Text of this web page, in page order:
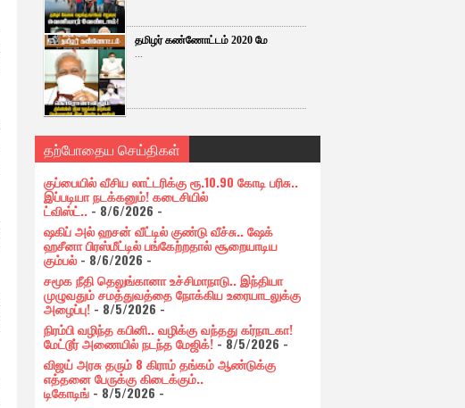
தமிழர் கண்ணோட்டம் 2020 மே
...
தற்போதைய செய்திகள்
குப்பையில் வீசிய லாட்டரிக்கு ரூ.10.90 கோடி பரிசு..
இப்படியா நடக்கனும்! கடைசியில்
ட்விஸ்ட்.. - 8/6/2026 -
ஷகிப் அல் ஹசன் வீட்டில் குண்டு வீச்சு.. ஷேக்
ஹசீனா பிரஸ்மீட்டில் பங்கேற்றதால் சூறையாடிய
கும்பல் - 8/6/2026 -
சமூக நீதி தெலுங்கானா உச்சிமாநாடு.. இந்தியா
முழுவதும் சமத்துவத்தை நோக்கிய உரையாடலுக்கு
அழைப்பு! - 8/5/2026 -
நிரம்பி வழிந்த கபினி.. வழிக்கு வந்தது கர்நாடகா!
மேட்டூர் அணையில் நடந்த மேஜிக்!- 8/5/2026 -
விஜய் அரசு தரும் 8 கிராம் தங்கம் ஆண்டுக்கு
எத்தனை பேருக்கு கிடைக்கும்..
டிகோடிங் - 8/5/2026 -